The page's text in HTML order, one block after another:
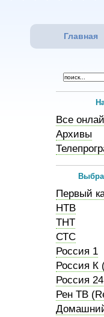
Главная
Все
Архивы
Первый
НТВ
ТНТ
СТС
Россия 1
Россия К
Россия 24
Рен ТВ